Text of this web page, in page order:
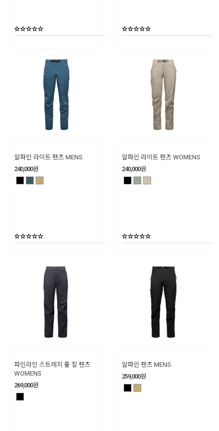
알파인 라이트 팬츠 MENS
240,000원
알파인 라이트 팬츠 WOMENS
240,000원
파인라인 스트레치 풀 짚 팬츠
WOMENS
269,000원
알파인 팬츠 MENS
259,000원